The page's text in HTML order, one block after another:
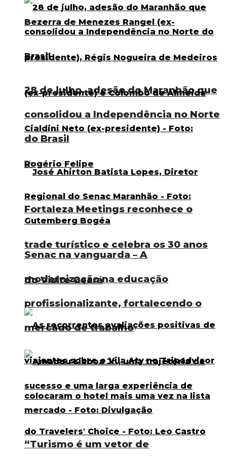
28 de julho, adesão do Maranhão que
consolidou a Independência no Norte
do Brasil
Senac na vanguarda – A
modernização na educação
profissionalizante, fortalecendo o
mercado de trabalho
“Turismo é um vetor de
Fortaleza Meetings reconhece o
trade turístico e celebra os 30 anos
do Visite Ceará